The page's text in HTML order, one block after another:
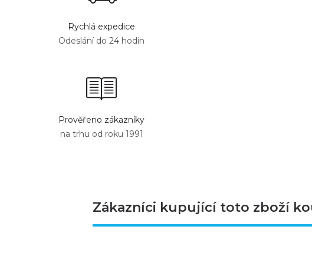
Rychlá expedice
Odeslání do 24 hodin
Prověřeno zákazníky
na trhu od roku 1991
Zákazníci kupující toto zboží